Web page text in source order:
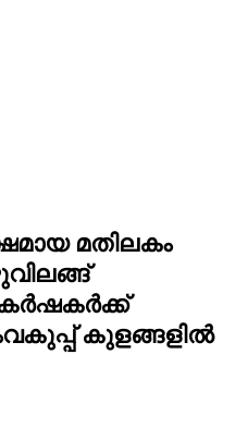
മതിലകം
കുളങ്ങളിൽ